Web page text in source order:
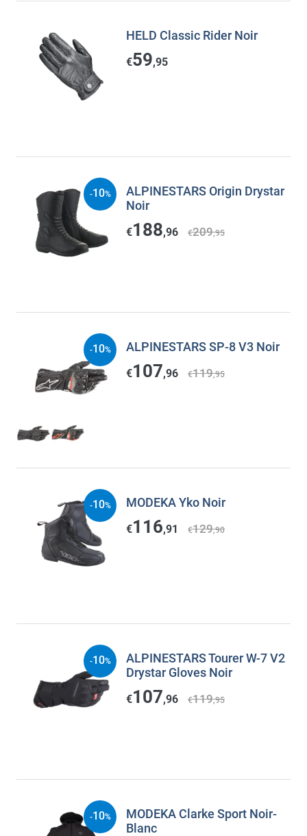
HELD Classic Rider Noir
€59,95
ALPINESTARS Origin Drystar
Noir
€188,96 €209,95
-10%
ALPINESTARS SP-8 V3 Noir
€107,96 €119,95
-10%
MODEKA Yko Noir
€116,91 €129,90
-10%
ALPINESTARS Tourer W-7 V2
Drystar Gloves Noir
€107,96 €119,95
-10%
MODEKA Clarke Sport Noir-
Blanc
-10%